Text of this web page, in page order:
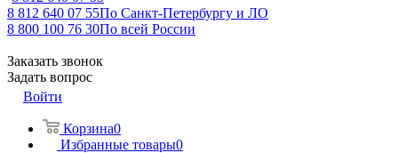
8 812 640 07 55По Санкт-Петербургу и ЛО
8 800 100 76 30По всей России
Заказать звонок
Задать вопрос
Войти
Корзина0
Избранные товары0